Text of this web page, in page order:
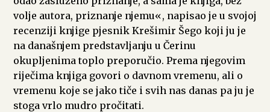
volje autora, priznanje njemu«, napisao je u svojoj
recenziji knjige pjesnik Krešimir Šego koji ju je
na današnjem predstavljanju u Čerinu
okupljenima toplo preporučio. Prema njegovim
riječima knjiga govori o davnom vremenu, ali o
vremenu koje se jako tiče i svih nas danas pa ju je
stoga vrlo mudro pročitati.